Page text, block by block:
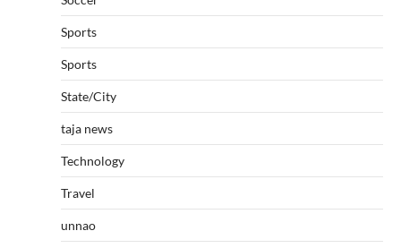
Sports
Sports
State/City
taja news
Technology
Travel
unnao